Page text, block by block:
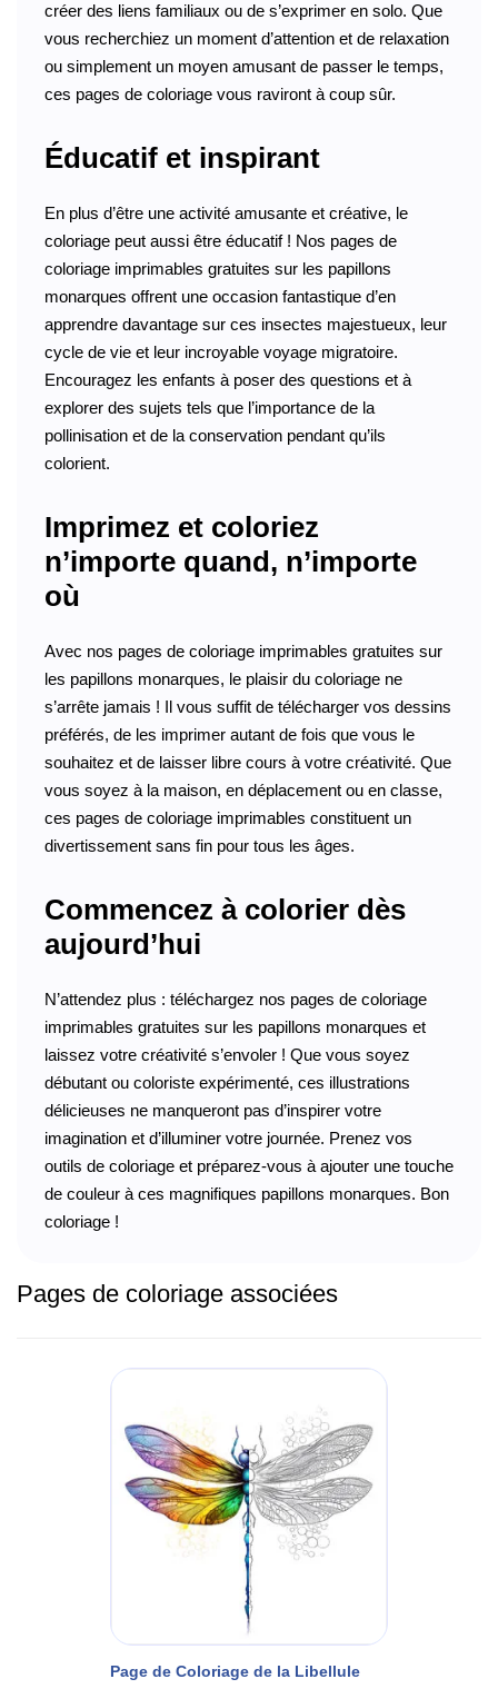
créer des liens familiaux ou de s’exprimer en solo. Que
vous recherchiez un moment d’attention et de relaxation
ou simplement un moyen amusant de passer le temps,
ces pages de coloriage vous raviront à coup sûr.
Éducatif et inspirant
En plus d’être une activité amusante et créative, le
coloriage peut aussi être éducatif ! Nos pages de
coloriage imprimables gratuites sur les papillons
monarques offrent une occasion fantastique d’en
apprendre davantage sur ces insectes majestueux, leur
cycle de vie et leur incroyable voyage migratoire.
Encouragez les enfants à poser des questions et à
explorer des sujets tels que l’importance de la
pollinisation et de la conservation pendant qu’ils
colorient.
Imprimez et coloriez
n’importe quand, n’importe
où
Avec nos pages de coloriage imprimables gratuites sur
les papillons monarques, le plaisir du coloriage ne
s’arrête jamais ! Il vous suffit de télécharger vos dessins
préférés, de les imprimer autant de fois que vous le
souhaitez et de laisser libre cours à votre créativité. Que
vous soyez à la maison, en déplacement ou en classe,
ces pages de coloriage imprimables constituent un
divertissement sans fin pour tous les âges.
Commencez à colorier dès
aujourd’hui
N’attendez plus : téléchargez nos pages de coloriage
imprimables gratuites sur les papillons monarques et
laissez votre créativité s’envoler ! Que vous soyez
débutant ou coloriste expérimenté, ces illustrations
délicieuses ne manqueront pas d’inspirer votre
imagination et d’illuminer votre journée. Prenez vos
outils de coloriage et préparez-vous à ajouter une touche
de couleur à ces magnifiques papillons monarques. Bon
coloriage !
Pages de coloriage associées
Page de Coloriage de la Libellule